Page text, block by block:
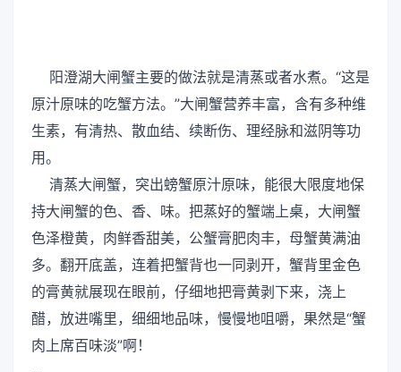
阳澄湖大闸蟹主要的做法就是清蒸或者水煮。“这是
原汁原味的吃蟹方法。”大闸蟹营养丰富，含有多种维
生素，有清热、散血结、续断伤、理经脉和滋阴等功
用。
清蒸大闸蟹，突出螃蟹原汁原味，能很大限度地保
持大闸蟹的色、香、味。把蒸好的蟹端上桌，大闸蟹
色泽橙黄，肉鲜香甜美，公蟹膏肥肉丰，母蟹黄满油
多。翻开底盖，连着把蟹背也一同剥开，蟹背里金色
的膏黄就展现在眼前，仔细地把膏黄剥下来，浇上
醋，放进嘴里，细细地品味，慢慢地咀嚼，果然是“蟹
肉上席百味淡”啊！